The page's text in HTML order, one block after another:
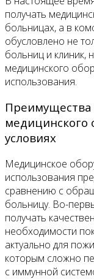
получать
больницах, а в
обусловлено не
больниц и клиник,
медицинского
использования.
Преимущества
условиях
Медицинское
использования
сравнению с
больницу. Во-
получать
необходимости
актуально для
которым сложно
с иммунной